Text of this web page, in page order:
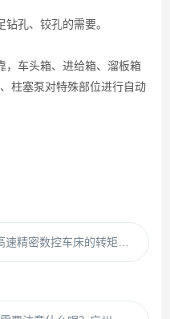
孔、铰孔的需要。
车头箱、进给箱、溜板箱
柱塞泵对特殊部位进行自动